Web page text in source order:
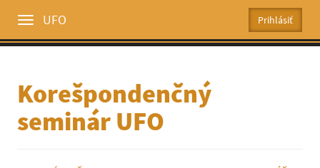
ToggleUFO
Korešpondenčný
seminár UFO